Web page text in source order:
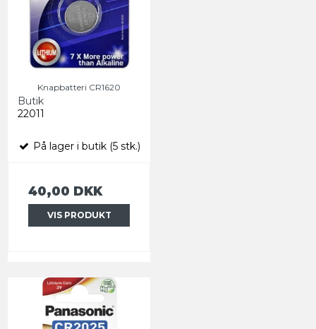
Knapbatteri CR1620
Butik
22011
På lager i butik (5 stk.)
40,00 DKK
VIS PRODUKT